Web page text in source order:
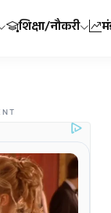
शिक्षा/नौकरी